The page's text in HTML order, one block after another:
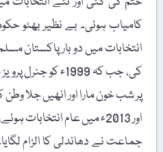
انتخابات میں دو بار پاکستان
کی، جب کہ 1999ء کو
اور 2013ء میں عام انتخابات
جماعت نے دھاندلی کا الزام